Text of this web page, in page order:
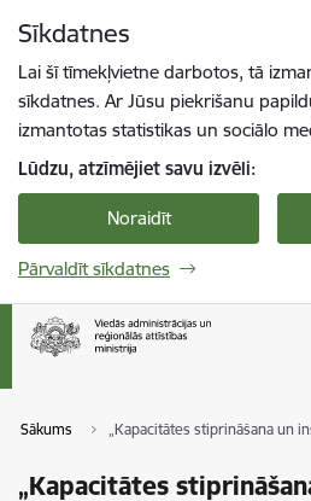
Sīkdatnes
Lai šī tīmekļvietne darbotos, tā
sīkdatnes. Ar Jūsu piekrišanu
izmantotas statistikas un sociālo
Lūdzu, atzīmējiet savu izvēli:
Noraidīt
Pārvaldīt sīkdatnes
Sākums „Kapacitātes stiprināšana un
„Kapacitātes